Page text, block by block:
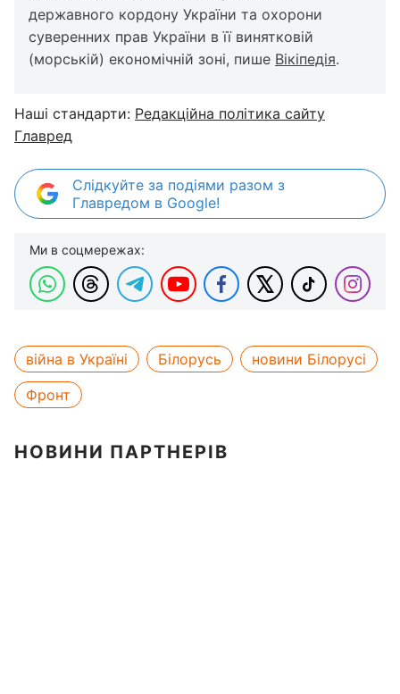
державного кордону України та охорони
суверенних прав України в її винятковій
(морській) економічній зоні, пише Вікіпедія.
Наші стандарти: Редакційна політика сайту
Главред
Слідкуйте за подіями разом з
Главредом в Google!
Ми в соцмережах:
війна в Україні Білорусь
новини Білорусі
Фронт
НОВИНИ ПАРТНЕРІВ